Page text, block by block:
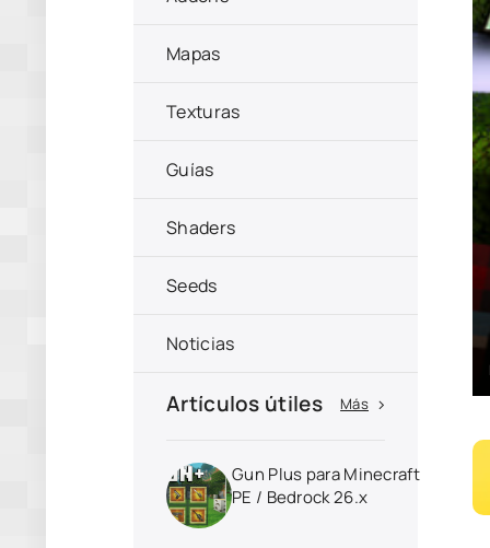
Mapas
Texturas
Guías
Shaders
Seeds
Noticias
Artículos útiles Más
Gun Plus para Minecraft
PE / Bedrock 26.x